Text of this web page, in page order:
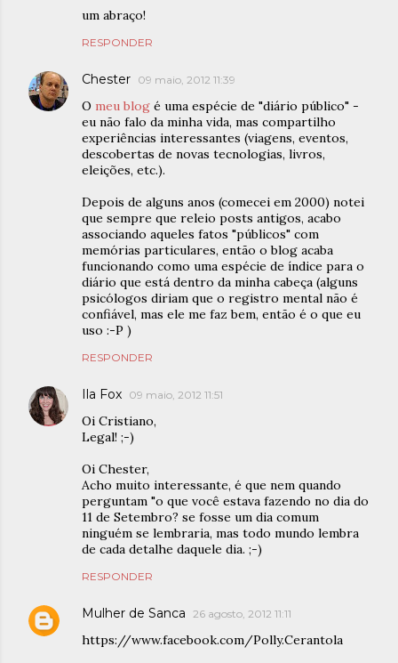
um abraço!
RESPONDER
Chester 09 maio, 2012 11:39
O meu blog é uma espécie de "diário público" -
eu não falo da minha vida, mas compartilho
experiências interessantes (viagens, eventos,
descobertas de novas tecnologias, livros,
eleições, etc.).
Depois de alguns anos (comecei em 2000) notei
que sempre que releio posts antigos, acabo
associando aqueles fatos "públicos" com
memórias particulares, então o blog acaba
funcionando como uma espécie de índice para o
diário que está dentro da minha cabeça (alguns
psicólogos diriam que o registro mental não é
confiável, mas ele me faz bem, então é o que eu
uso :-P )
RESPONDER
Ila Fox 09 maio, 2012 11:51
Oi Cristiano,
Legal! ;-)
Oi Chester,
Acho muito interessante, é que nem quando
perguntam "o que você estava fazendo no dia do
11 de Setembro? se fosse um dia comum
ninguém se lembraria, mas todo mundo lembra
de cada detalhe daquele dia. ;-)
RESPONDER
Mulher de Sanca 26 agosto, 2012 11:11
https://www.facebook.com/Polly.Cerantola